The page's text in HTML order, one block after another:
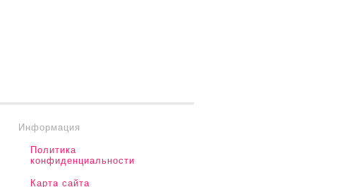
Информация
Политика
конфиденциальности
Карта сайта